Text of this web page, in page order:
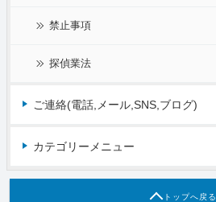
禁止事項
探偵業法
ご連絡(電話,メール,SNS,ブログ)
カテゴリーメニュー
トップへ戻る